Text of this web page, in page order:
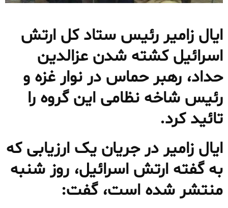
ایال زامیر رئیس ستاد کل ارتش
اسرائیل کشته شدن عزالدین
حداد، رهبر حماس در نوار غزه و
رئیس شاخه نظامی این گروه را
تائید کرد.
ایال زامیر در جریان یک ارزیابی که
به گفته ارتش اسرائیل، روز شنبه
منتشر شده است، گفت: